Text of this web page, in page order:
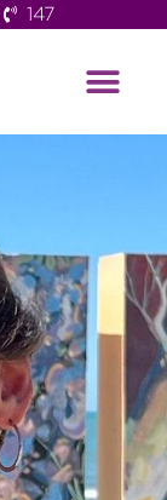
147